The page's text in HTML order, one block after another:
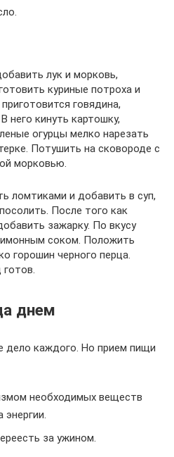
лук и морковь,
куриные потроха и
говядина,
него кинуть картошку,
огурцы мелко нарезать
Потушить на сковороде с
морковью.
ломтиками и добавить в суп,
После того как
зажарку. По вкусу
соком. Положить
горошин черного перца.
днем
дело каждого. Но прием пищи
необходимых веществ
энергии.
за ужином.